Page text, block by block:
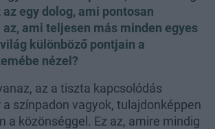
egy dolog, ami pontosan
az, ami teljesen más minden egyes
különböző pontjain a
nézel?
az a tiszta kapcsolódás
színpadon vagyok, tulajdonképpen
a közönséggel. Ez az, amire mindig